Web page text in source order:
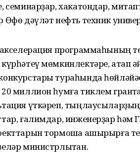
семинарҙар, хакатондар,
Өфө дәүләт нефть техник
акселерация программаһының
мөмкинлектәре, атап
тураһында
миллион һумға тиклем
үткәреп,
ғалимдар, инженерҙар һәм
тормошҡа ашырырға
министрлыҡтан.